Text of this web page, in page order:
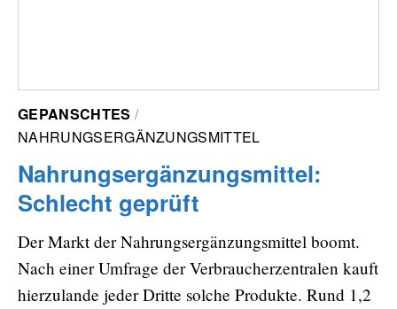
GEPANSCHTES
NAHRUNGSERGÄNZUNGSMITTEL
Nahrungsergänzungsmittel:
Schlecht geprüft
Der Markt der Nahrungsergänzungsmittel boomt.
Nach einer Umfrage der Verbraucherzentralen kauft
hierzulande jeder Dritte solche Produkte. Rund 1,2